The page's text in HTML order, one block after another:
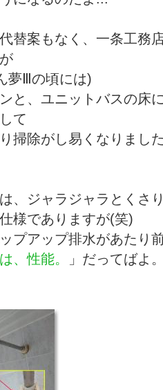
替案もなく、一条工務
夢Ⅲの頃には)
と、ユニットバスの床
て
掃除がし易くなりまし
、ジャラジャラとくさ
様でありますが(笑)
プアップ排水があたり
、性能。 」だってばよ